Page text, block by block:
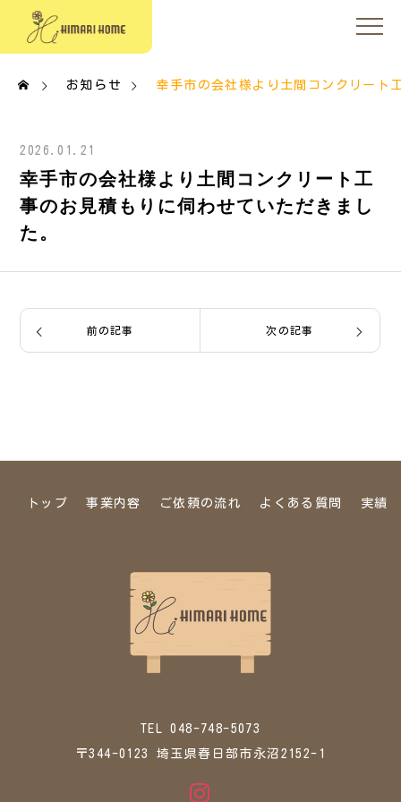
お知らせ 幸手市の会社様より土間コンクリート
2026.01.21
幸手市の会社様より土間コンクリート工
事のお見積もりに伺わせていただきまし
た。
前の記事 次の記事
トップ 事業内容 ご依頼の流れ よくある質問 実績
TEL 048-748-5073
〒344-0123 埼玉県春日部市永沼2152-1